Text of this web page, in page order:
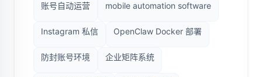
账号自动运营 mobile automation software
Instagram 私信 OpenClaw Docker 部署
防封账号环境 企业矩阵系统